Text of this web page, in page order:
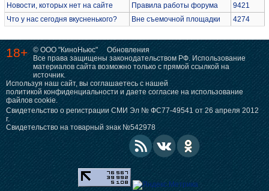
Новости, которых нет на сайте Правила работы форума
9421
Что у нас сегодня вкусненького?
Вне съемочной площадки 4274
18+ © ООО "КиноНьюс"
Обновления
Все права защищены законодательством РФ. Использование
материалов сайта возможно только с прямой ссылкой на
источник.
Используя наш сайт, вы соглашаетесь с нашей
политикой конфиденциальности и даете согласие на использование
файлов cookie.
Свидетельство о регистрации СМИ Эл № ФС77-49541 от 26 апреля 2012
г.
Свидетельство на товарный знак №542978